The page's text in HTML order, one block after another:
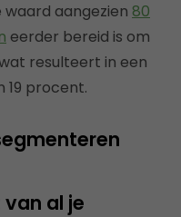
aangezien 80
eerder bereid is om
resulteert in een
19 procent.
van al je